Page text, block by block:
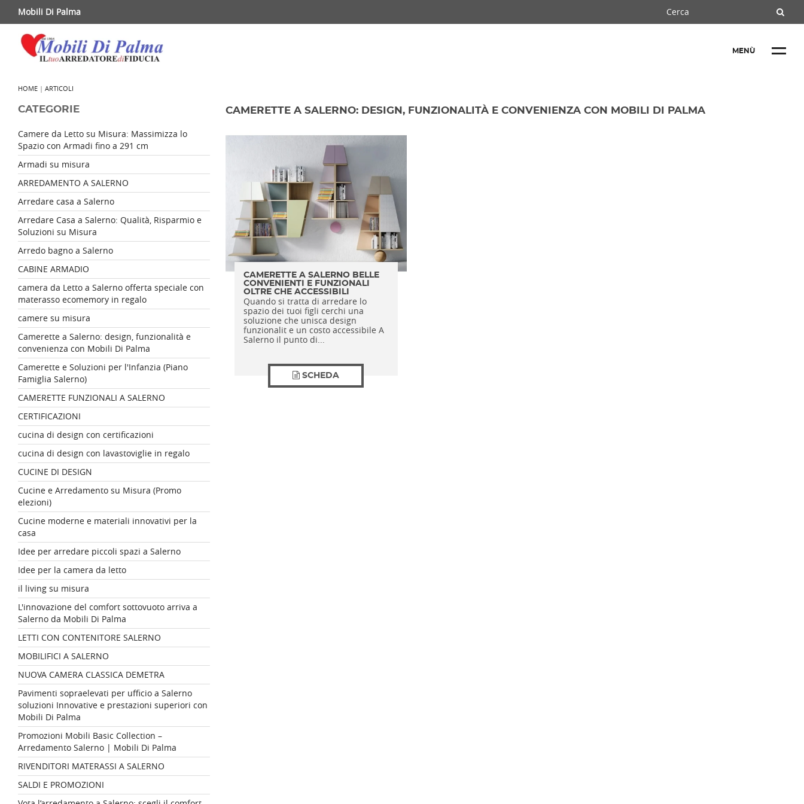
Mobili Di Palma
MENÙ
HOME | ARTICOLI
CATEGORIE
Camere da Letto su Misura: Massimizza lo
Spazio con Armadi fino a 291 cm
Armadi su misura
ARREDAMENTO A SALERNO
Arredare casa a Salerno
Arredare Casa a Salerno: Qualità, Risparmio e
Soluzioni su Misura
Arredo bagno a Salerno
CABINE ARMADIO
camera da Letto a Salerno offerta speciale con
materasso ecomemory in regalo
camere su misura
Camerette a Salerno: design, funzionalità e
convenienza con Mobili Di Palma
Camerette e Soluzioni per l'Infanzia (Piano
Famiglia Salerno)
CAMERETTE FUNZIONALI A SALERNO
CERTIFICAZIONI
cucina di design con certificazioni
cucina di design con lavastoviglie in regalo
CUCINE DI DESIGN
Cucine e Arredamento su Misura (Promo
elezioni)
Cucine moderne e materiali innovativi per la
casa
Idee per arredare piccoli spazi a Salerno
Idee per la camera da letto
il living su misura
L'innovazione del comfort sottovuoto arriva a
Salerno da Mobili Di Palma
LETTI CON CONTENITORE SALERNO
MOBILIFICI A SALERNO
NUOVA CAMERA CLASSICA DEMETRA
Pavimenti sopraelevati per ufficio a Salerno
soluzioni Innovative e prestazioni superiori con
Mobili Di Palma
Promozioni Mobili Basic Collection –
Arredamento Salerno | Mobili Di Palma
RIVENDITORI MATERASSI A SALERNO
SALDI E PROMOZIONI
CAMERETTE A SALERNO: DESIGN, FUNZIONALITÀ E CONVENIENZA CON MOBILI DI PALMA
CAMERETTE A SALERNO BELLE
CONVENIENTI E FUNZIONALI
OLTRE CHE ACCESSIBILI
Quando si tratta di arredare lo
spazio dei tuoi figli cerchi una
soluzione che unisca design
funzionalit e un costo accessibile A
Salerno il punto di...
SCHEDA